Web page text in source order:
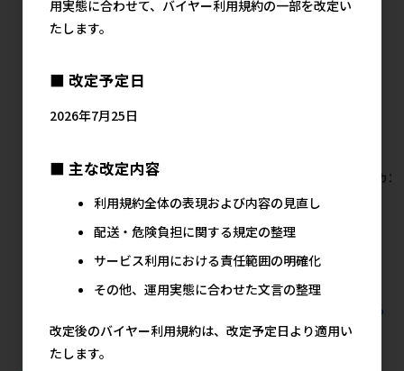
【アウトレット】[マルカン]虫
グルメ 乾燥ミルワーム
40g×6個 ※賞味期限2026年
10月1日まで
メーカー希望小売価格
1,740円
ン]THE･PERFECT ONE 水素
サーバーどこでもファウンテ
ン犬用
メーカー希望小売価格
1,380円
[マルカ
すべてのマルカンの人気商品を見る
用実態に合わせて、バイヤー利用規約の一部を改定い
たします。
■ 改定予定日
2026年7月25日
■ 主な改定内容
利用規約全体の表現および内容の見直し
配送・危険負担に関する規定の整理
サービス利用における責任範囲の明確化
その他、運用実態に合わせた文言の整理
改定後のバイヤー利用規約は、改定予定日より適用い
たします。